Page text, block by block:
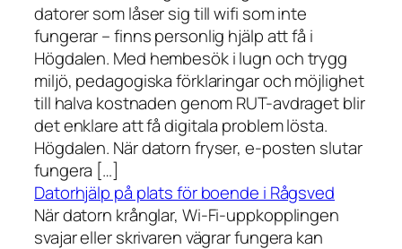
datorer som låser sig till wifi som inte
fungerar – finns personlig hjälp att få i
Högdalen. Med hembesök i lugn och trygg
miljö, pedagogiska förklaringar och möjlighet
till halva kostnaden genom RUT-avdraget blir
det enklare att få digitala problem lösta.
Högdalen. När datorn fryser, e-posten slutar
fungera […]
Datorhjälp på plats för boende i Rågsved
När datorn krånglar, Wi-Fi-uppkopplingen
svajar eller skrivaren vägrar fungera kan